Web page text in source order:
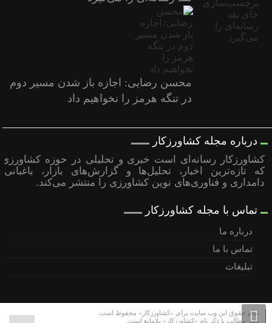
محسن رضایی: اجازه باز شدن مسیر دوم
در تنگه هرمز را نخواهیم داد
درباره مجله کشاورزکار
کشاورزکار رسانه‌ای است خبری و تحلیلی در حوزه کشاورزی
که تازه‌ترین اخبار، تحلیل‌ها و گزارش‌های بازار، باغبانی،
دامداری و فناوری‌های نوین کشاورزی را منتشر می‌کند.
تماس با مجله کشاورزکار
درباره ما
تماس با ما
تبلیغات
تمام حقوق این وب سایت برای «کشاورزکار» محفوظ است.
نشر مطالب با ذکر نام «کشاورزکار» بلامانع است.